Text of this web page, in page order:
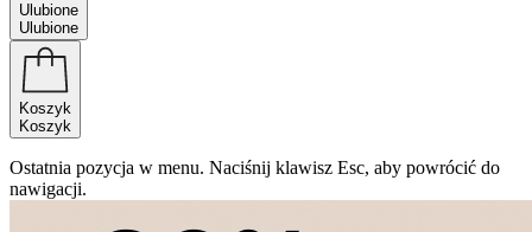
Ulubione
Ulubione
Koszyk
Koszyk
Ostatnia pozycja w menu. Naciśnij klawisz Esc, aby powrócić do
nawigacji.